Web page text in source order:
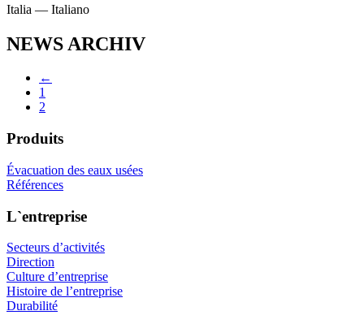
Italia — Italiano
NEWS ARCHIV
←
1
2
Produits
Évacuation des eaux usées
Références
L`entreprise
Secteurs d’activités
Direction
Culture d’entreprise
Histoire de l’entreprise
Durabilité